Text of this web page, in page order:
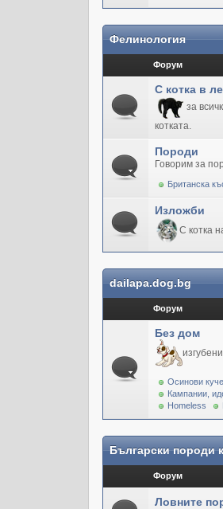
Фелинология
Форум
С котка в
за
котката.
Породи
Говорим за
Британска
Изложби
С котка
dailapa.dog.bg
Форум
Без дом
Осинови
Кампании,
Homeless
Български породи
Форум
Ловните